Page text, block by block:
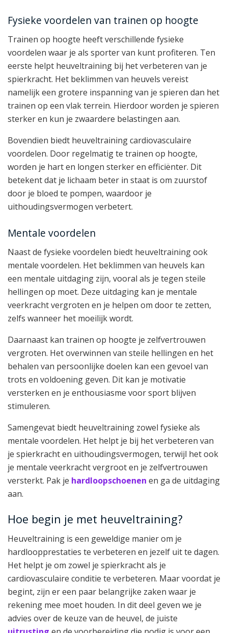
Fysieke voordelen van trainen op hoogte
Trainen op hoogte heeft verschillende fysieke
voordelen waar je als sporter van kunt profiteren. Ten
eerste helpt heuveltraining bij het verbeteren van je
spierkracht. Het beklimmen van heuvels vereist
namelijk een grotere inspanning van je spieren dan het
trainen op een vlak terrein. Hierdoor worden je spieren
sterker en kun je zwaardere belastingen aan.
Bovendien biedt heuveltraining cardiovasculaire
voordelen. Door regelmatig te trainen op hoogte,
worden je hart en longen sterker en efficiënter. Dit
betekent dat je lichaam beter in staat is om zuurstof
door je bloed te pompen, waardoor je
uithoudingsvermogen verbetert.
Mentale voordelen
Naast de fysieke voordelen biedt heuveltraining ook
mentale voordelen. Het beklimmen van heuvels kan
een mentale uitdaging zijn, vooral als je tegen steile
hellingen op moet. Deze uitdaging kan je mentale
veerkracht vergroten en je helpen om door te zetten,
zelfs wanneer het moeilijk wordt.
Daarnaast kan trainen op hoogte je zelfvertrouwen
vergroten. Het overwinnen van steile hellingen en het
behalen van persoonlijke doelen kan een gevoel van
trots en voldoening geven. Dit kan je motivatie
versterken en je enthousiasme voor sport blijven
stimuleren.
Samengevat biedt heuveltraining zowel fysieke als
mentale voordelen. Het helpt je bij het verbeteren van
je spierkracht en uithoudingsvermogen, terwijl het ook
je mentale veerkracht vergroot en je zelfvertrouwen
versterkt. Pak je hardloopschoenen en ga de uitdaging
aan.
Hoe begin je met heuveltraining?
Heuveltraining is een geweldige manier om je
hardloopprestaties te verbeteren en jezelf uit te dagen.
Het helpt je om zowel je spierkracht als je
cardiovasculaire conditie te verbeteren. Maar voordat je
begint, zijn er een paar belangrijke zaken waar je
rekening mee moet houden. In dit deel geven we je
advies over de keuze van de heuvel, de juiste